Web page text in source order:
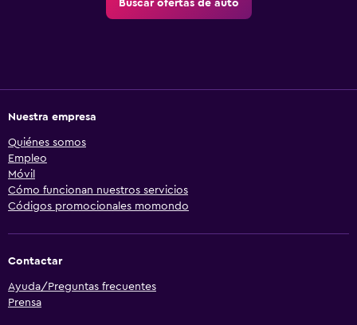
Buscar ofertas de auto
Nuestra empresa
Quiénes somos
Empleo
Móvil
Cómo funcionan nuestros servicios
Códigos promocionales momondo
Contactar
Ayuda/Preguntas frecuentes
Prensa